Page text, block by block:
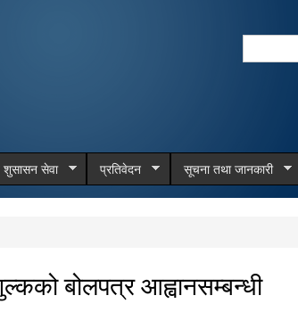
Search
शुसासन सेवा प्रतिवेदन सूचना तथा जानकारी
बोलपत्र आह्वानसम्बन्धी